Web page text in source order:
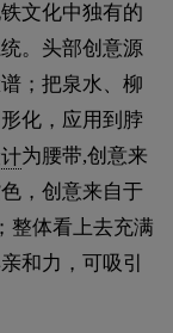
文化中独有的
。头部创意源
；把泉水、柳
化，应用到脖
为腰带,创意来
，创意来自于
整体看上去充满
和力，可吸引